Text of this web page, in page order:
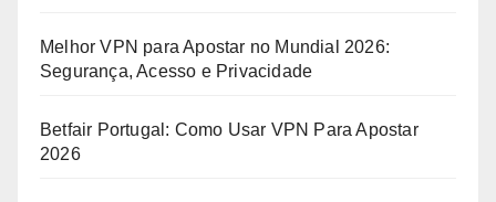
Melhor VPN para Apostar no Mundial 2026:
Segurança, Acesso e Privacidade
Betfair Portugal: Como Usar VPN Para Apostar
2026